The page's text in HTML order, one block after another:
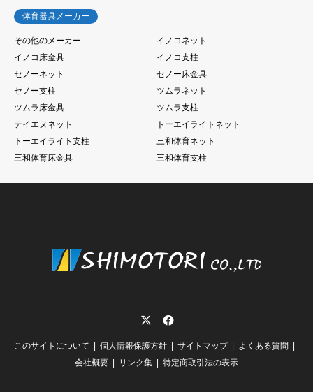
体育器具メーカー
その他のメーカー
イノコネット
イノコ床金具
イノコ支柱
セノーネット
セノー床金具
セノー支柱
ツムラネット
ツムラ床金具
ツムラ支柱
テイエヌネット
トーエイライトネット
トーエイライト支柱
三和体育ネット
三和体育床金具
三和体育支柱
このサイトについて 個人情報保護方針 サイトマップ
よくある質問
会社概要
リンク集 特定商取引法の表示